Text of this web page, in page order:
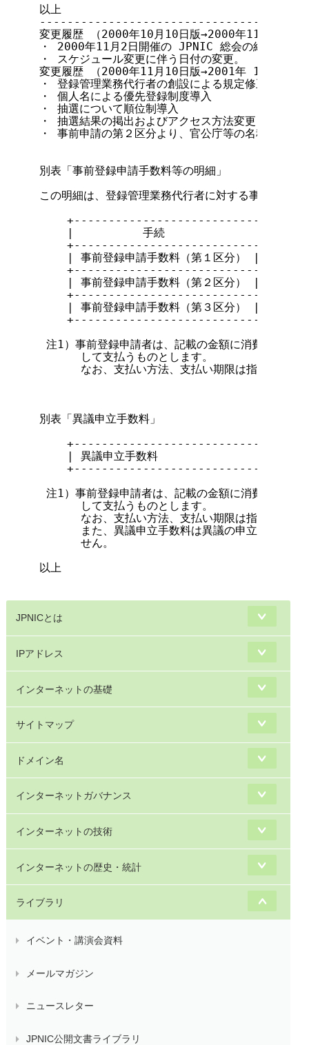
以上
変更履歴 （2000年10月10日版→2000年11月10日版
・ 2000年11月2日開催の JPNIC 総会の結果をうけ
・ スケジュール変更に伴う日付の変更。
変更履歴 （2000年11月10日版→2001年 1月12日版
・ 登録管理業務代行者の創設による規定修正
・ 個人名による優先登録制度導入
・ 抽選について順位制導入
・ 抽選結果の掲出およびアクセス方法変更
・ 事前申請の第２区分より、官公庁等の名称の削除
別表「事前登録申請手数料等の明細」
この明細は、登録管理業務代行者に対する事前登録
+--------------------------------
|          手続                  |
+--------------------------------
| 事前登録申請手数料（第１区分） |
+--------------------------------
| 事前登録申請手数料（第２区分） |
+--------------------------------
| 事前登録申請手数料（第３区分） |
+--------------------------------
注1）事前登録申請者は、記載の金額に消費税およ
      して支払うものとします。
なお、支払い方法、支払い期限は指定ウェブ
別表「異議申立手数料」
+--------------------------------
| 異議申立手数料                 |
+--------------------------------
注1）事前登録申請者は、記載の金額に消費税およ
      して支払うものとします。
なお、支払い方法、支払い期限は指定ウェブ
また、異議申立手数料は異議の申立が認めら
      せん。
以上
JPNICとは
IPアドレス
インターネットの基礎
サイトマップ
ドメイン名
インターネットガバナンス
インターネットの技術
インターネットの歴史・統計
ライブラリ
イベント・講演会資料
メールマガジン
ニュースレター
JPNIC公開文書ライブラリ